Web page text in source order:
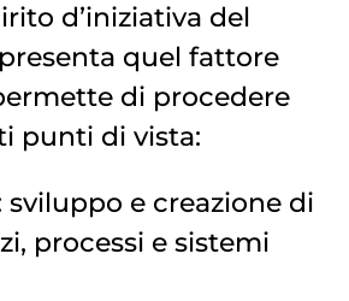
d’iniziativa del
quel fattore
di procedere
punti di vista:
sviluppo e creazione di
processi e sistemi